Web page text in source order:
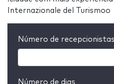
Internazionale del Turismoo
Número de recepcionistas
Número de dias